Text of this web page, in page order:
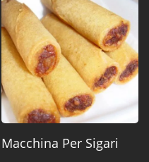
Macchina Per Sigari